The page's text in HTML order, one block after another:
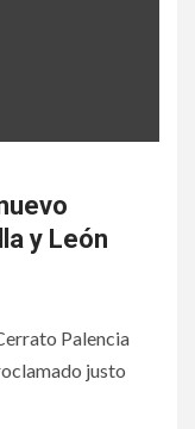
y León
Palencia
justo